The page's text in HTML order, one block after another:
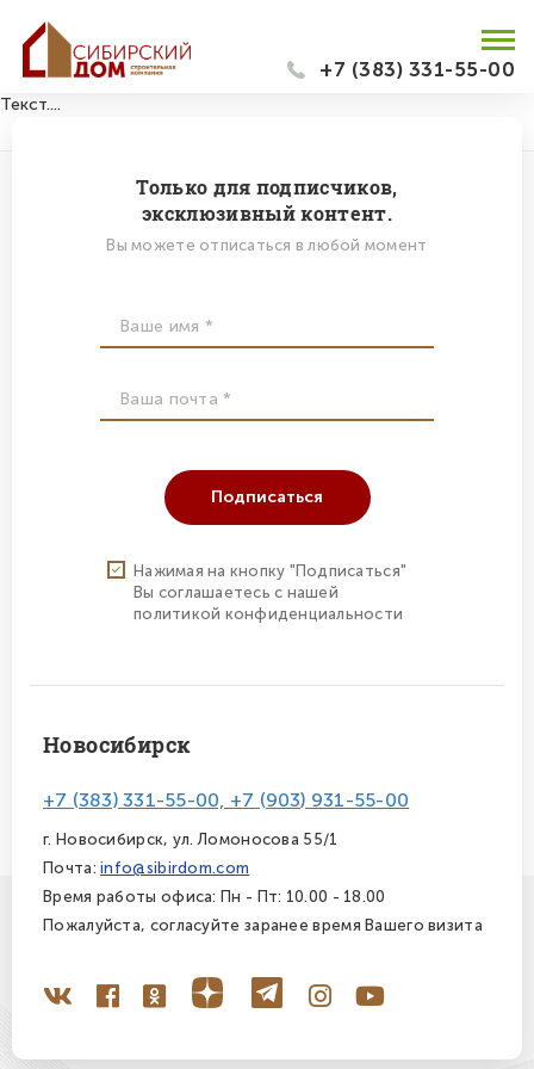
+7 (383) 331-55-00
Текст....
Только для подписчиков,
эксклюзивный контент.
Вы можете отписаться в любой момент
Подписаться
Нажимая на кнопку "Подписаться"
Вы соглашаетесь с нашей
политикой конфиденциальности
Новосибирск
+7 (383) 331-55-00, +7 (903) 931-55-00
г. Новосибирск, ул. Ломоносова 55/1
Почта:info@sibirdom.com
Время работы офиса: Пн - Пт: 10.00 - 18.00
Пожалуйста, согласуйте заранее время Вашего визита